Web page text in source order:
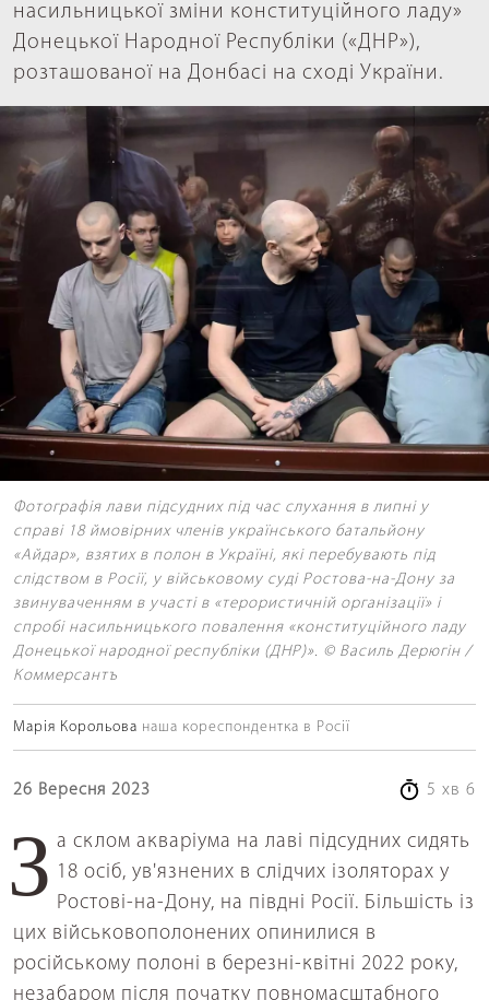
насильницької зміни конституційного ладу»
Донецької Народної Республіки («ДНР»),
розташованої на Донбасі на сході України.
Фотографія лави підсудних під час слухання в липні у
справі 18 ймовірних членів українського батальйону
«Айдар», взятих в полон в Україні, які перебувають під
слідством в Росії, у військовому суді Ростова-на-Дону за
звинуваченням в участі в «терористичній організації» і
спробі насильницького повалення «конституційного ладу
Донецької народної республіки (ДНР)». © Василь Дерюгін /
Коммерсантъ
Марія Корольова наша кореспондентка в Росії
26 Вересня 2023 5 хв 6
За склом акваріума на лаві підсудних сидять
18 осіб, ув'язнених в слідчих ізоляторах у
Ростові-на-Дону, на півдні Росії. Більшість із
цих військовополонених опинилися в
російському полоні в березні-квітні 2022 року,
незабаром після початку повномасштабного